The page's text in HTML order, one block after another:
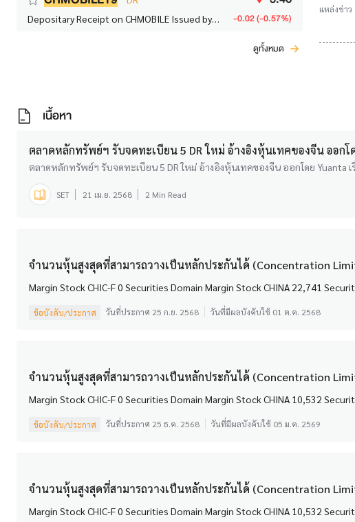
Depositary Receipt on CHMOBILE Issued by
-0.02 (-0.57%)
ดูทั้งหมด
แหล่งข่าว
เนื้อหา
ตลาดหลักทรัพย์ฯ รับจดทะเบียน 5 DR ใหม่ อ้างอิงหุ้นเทคของจีน ออกโ
ตลาดหลักทรัพย์ฯ รับจดทะเบียน 5 DR ใหม่ อ้างอิงหุ้นเทคของจีน ออกโดย Yuanta เ
SET 21 เม.ย. 2568 2 Min Read
จำนวนหุ้นสูงสุดที่สามารถวางเป็นหลักประกันได้ (Concentration
Margin Stock CHIC-F
ข้อบังคับ/ประกาศ วันที่ประกาศ 25 ก.ย. 2568 วันที่มีผลบังคับใช้ 01 ต.ค. 2568
จำนวนหุ้นสูงสุดที่สามารถวางเป็นหลักประกันได้ (Concentration
Margin Stock CHIC-F
ข้อบังคับ/ประกาศ วันที่ประกาศ 25 ธ.ค. 2568 วันที่มีผลบังคับใช้ 05 ม.ค. 2569
จำนวนหุ้นสูงสุดที่สามารถวางเป็นหลักประกันได้ (Concentration
Margin Stock CHIC-F